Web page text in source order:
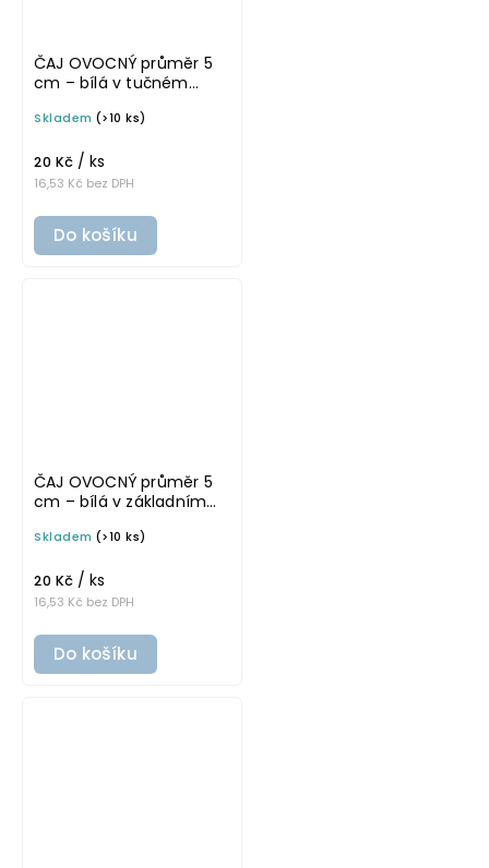
ČAJ OVOCNÝ průměr 5
cm – bílá v tučném
samolepka na
Skladem (>10 ks)
16,53 Kč bez DPH
20 Kč / ks
Do košíku
ČAJ OVOCNÝ průměr 5
cm – bílá v základním
samolepka na
Skladem (>10 ks)
16,53 Kč bez DPH
20 Kč / ks
Do košíku